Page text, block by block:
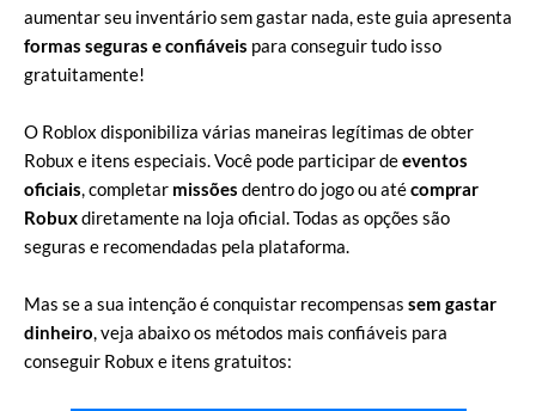
aumentar seu inventário sem gastar nada, este guia apresenta
formas seguras e confiáveis para conseguir tudo isso
gratuitamente!
O Roblox disponibiliza várias maneiras legítimas de obter
Robux e itens especiais. Você pode participar deeventos
oficiais, completar missões dentro do jogo ou atécomprar
Robuxdiretamente na loja oficial. Todas as opções são
seguras e recomendadas pela plataforma.
Mas se a sua intenção é conquistar recompensas sem gastar
dinheiro, veja abaixo os métodos mais confiáveis para
conseguir Robux e itens gratuitos: